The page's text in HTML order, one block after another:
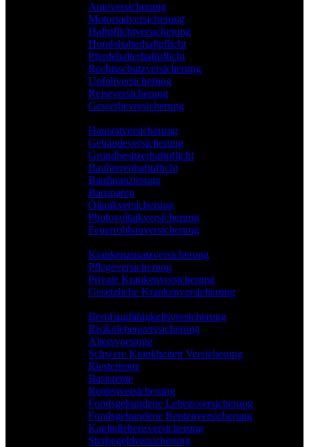
Autoversicherung
Motorradversicherung
Haftpflichtversicherung
Hundehalterhaftpflicht
Pferdehalterhaftpflicht
Rechtsschutzversicherung
Unfallversicherung
Reiseversicherung
Gewerbeversicherung
Hausratversicherung
Gebäudeversicherung
Grundbesitzerhaftpflicht
Bauherrenhaftpflicht
Baufinanzierung
Bausparen
Öltankversicherung
Photovoltaikversicherung
Feuerrohbauversicherung
Krankenzusatzversicherung
Pflegeversicherung
Private Krankenversicherung
Gesetzliche Krankenversicherung
Berufs­unfähigkeitsversicherung
Risikolebensversicherung
Altersvorsorge
Schwere Krankheiten Versicherung
Riesterrente
Basisrente
Rentenversicherung
Fondsgebundene Lebensversicherung
Fondsgebundene Rentenversicherung
Kapitallebensversicherung
Sterbegeldversicherung